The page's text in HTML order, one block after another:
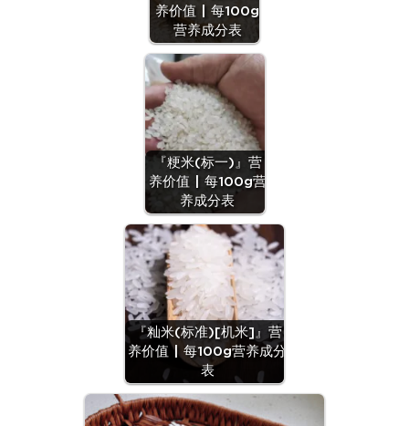
养价值 | 每100g
营养成分表
『粳米(标一)』营
养价值 | 每100g营
养成分表
『籼米(标准)[机米]』营
养价值 | 每100g营养成分
表